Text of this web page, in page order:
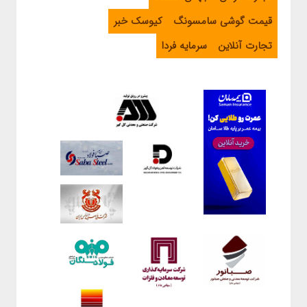
قیمت گوشی سامسونگ
کیوسک خبر
تجارت آنلاین
سرمایه فردا